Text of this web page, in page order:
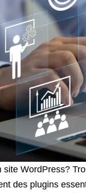
WordPress?
des plugins